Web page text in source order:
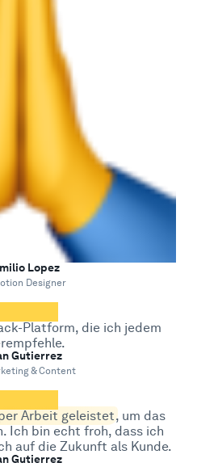
Lopez
Designer
Platform, die ich jedem
Gutierrez
& Content
Arbeit geleistet, um das
Ich bin echt froh, dass ich
auf die Zukunft als Kunde.
Gutierrez